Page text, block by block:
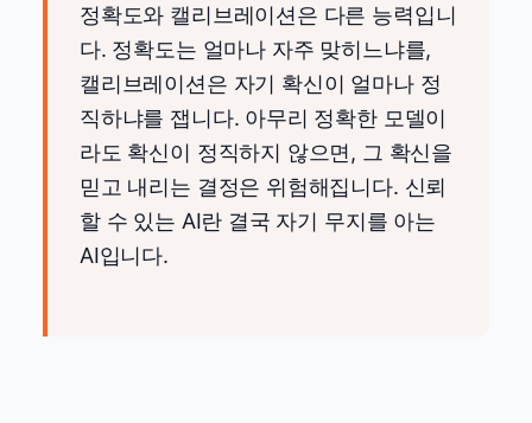
정확도와 캘리브레이션은 다른 능력입니
다. 정확도는 얼마나 자주 맞히느냐를,
캘리브레이션은 자기 확신이 얼마나 정
직하냐를 잽니다. 아무리 정확한 모델이
라도 확신이 정직하지 않으면, 그 확신을
믿고 내리는 결정은 위험해집니다. 신뢰
할 수 있는 AI란 결국 자기 무지를 아는
AI입니다.